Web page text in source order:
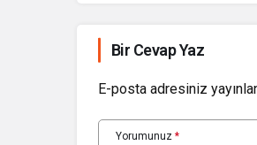
Bir Cevap Yaz
E-posta adresiniz
Yorumunuz *